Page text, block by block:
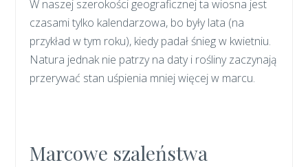
W naszej szerokości geograficznej ta wiosna jest
czasami tylko kalendarzowa, bo były lata (na
przykład w tym roku), kiedy padał śnieg w kwietniu.
Natura jednak nie patrzy na daty i rośliny zaczynają
przerywać stan uśpienia mniej więcej w marcu.
Marcowe szaleństwa